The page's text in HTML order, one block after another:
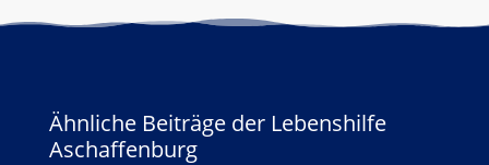
Ähnliche Beiträge der Lebenshilfe
Aschaffenburg